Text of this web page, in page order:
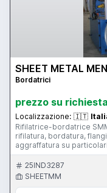
SHEET METAL
Bordatrici
prezzo su richiesta
Localizzazione: 🇮🇹
Rifilatrice-bordatrice
rifilatura, bordatura,
aggraffatura su
circolare o poligonale
25IND3287
SHEETMM